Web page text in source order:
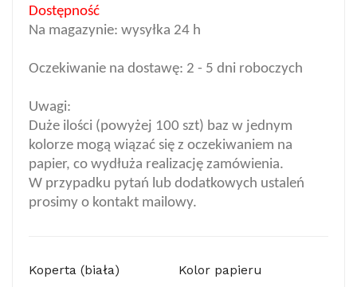
Dostępność
Na magazynie: wysyłka 24 h
Oczekiwanie na dostawę: 2 - 5 dni roboczych
Uwagi:
Duże ilości (powyżej 100 szt) baz w jednym
kolorze mogą wiązać się z oczekiwaniem na
papier, co wydłuża realizację zamówienia.
W przypadku pytań lub dodatkowych ustaleń
prosimy o kontakt mailowy.
Koperta (biała) Kolor papieru